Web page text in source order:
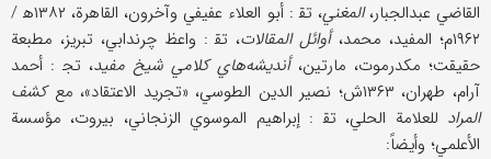
القاضي عبدالجبار،المغني
، تق‍ : أبو العلاء عفيفي وآخرون، القاهرة، ۱۳۸۲ه‍ /
۱۹۶۲م؛ المفيد، محمد،
أوائل المقالات، تق‍ : واعظ چرندابي، تبريز، مطبعة
حقيقت؛ مكدرموت، مارتين،أنديشه‌هاي كلامي شيخ مفيد، تج‍ : أحمد
آرام، طهران، ۱۳۶۳ش؛ نصير الدين الطوسي، «تجريد الاعتقاد»، مع
كشف
المراد للعلامة الحلي، تق‍ : إبراهيم الموسوي الزنجاني، بيروت، مؤسسة
الأعلمي؛ وأيضاً: